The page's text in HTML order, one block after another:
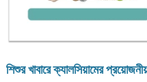
শিশুর খাবারে ক্যালসিয়ামের